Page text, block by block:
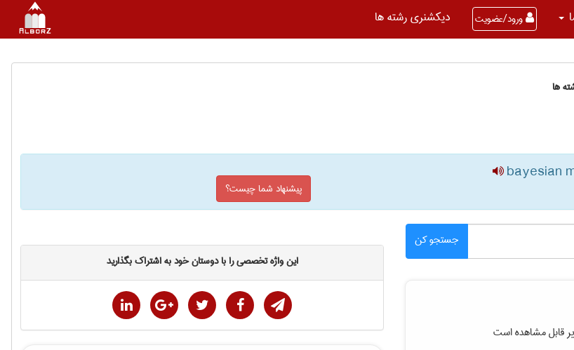
ورود/عضویت دیکشنری رشته ها
ها
bayesian
پیشنهاد شما چیست؟
جستجو کن
قابل مشاهده است
این واژه تخصصی را با دوستان خود به اشتراک بگذارید